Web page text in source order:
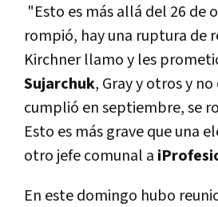
"Esto es más allá del 26 de
rompió, hay una ruptura de
Kirchner llamo y les
Sujarchuk, Gray y otros y
cumplió en septiembre, se
Esto es más grave que una
otro jefe comunal a
En este domingo hubo